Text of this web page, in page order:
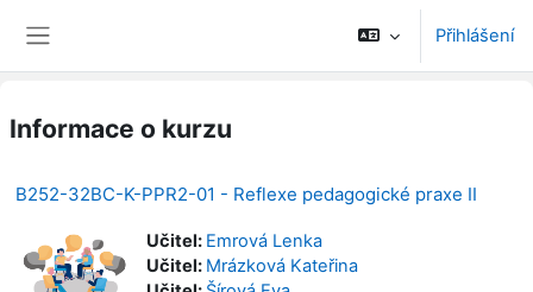
Přihlášení
Informace o kurzu
B252-32BC-K-PPR2-01 - Reflexe pedagogické praxe II
Učitel: Emrová Lenka
Učitel: Mrázková Kateřina